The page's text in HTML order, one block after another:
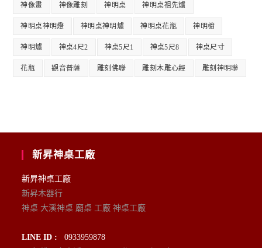
神像畫 神像雕刻 神明桌 神明桌祖先爐
神明桌神明燈 神明桌神明爐 神明桌花瓶 神明櫥
神明爐 神桌4尺2 神桌5尺1 神桌5尺8 神桌尺寸
花瓶 觀音普薩 雕刻佛聯 雕刻木雕心經 雕刻神明聯
新昇神桌工廠
新昇神桌工廠
新昇木器行
神桌 大溪神桌 廟桌 工廠 神桌工廠
LINE ID :
0933959878